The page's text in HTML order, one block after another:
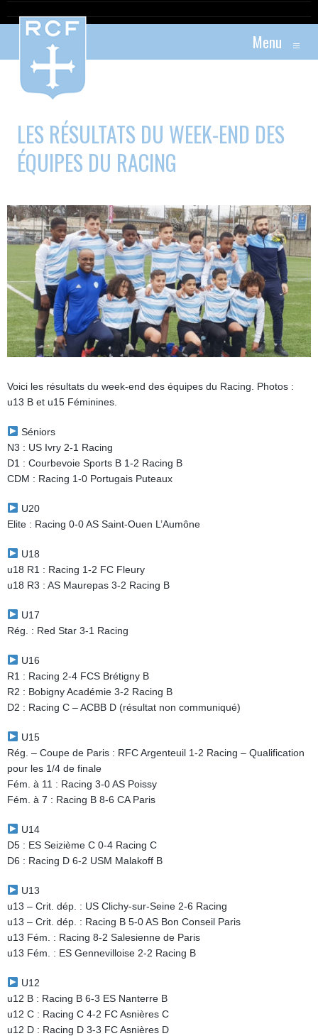
Menu ≡
LES RÉSULTATS DU WEEK-END DES
ÉQUIPES DU RACING
Voici les résultats du week-end des équipes du Racing. Photos :
u13 B et u15 Féminines.
Séniors
N3 : US Ivry 2-1 Racing
D1 : Courbevoie Sports B 1-2 Racing B
CDM : Racing 1-0 Portugais Puteaux
U20
Elite : Racing 0-0 AS Saint-Ouen L’Aumône
U18
u18 R1 : Racing 1-2 FC Fleury
u18 R3 : AS Maurepas 3-2 Racing B
U17
Rég. : Red Star 3-1 Racing
U16
R1 : Racing 2-4 FCS Brétigny B
R2 : Bobigny Académie 3-2 Racing B
D2 : Racing C – ACBB D (résultat non communiqué)
U15
Rég. – Coupe de Paris : RFC Argenteuil 1-2 Racing – Qualification
pour les 1/4 de finale
Fém. à 11 : Racing 3-0 AS Poissy
Fém. à 7 : Racing B 8-6 CA Paris
U14
D5 : ES Seizième C 0-4 Racing C
D6 : Racing D 6-2 USM Malakoff B
U13
u13 – Crit. dép. : US Clichy-sur-Seine 2-6 Racing
u13 – Crit. dép. : Racing B 5-0 AS Bon Conseil Paris
u13 Fém. : Racing 8-2 Salesienne de Paris
u13 Fém. : ES Gennevilloise 2-2 Racing B
U12
u12 B : Racing B 6-3 ES Nanterre B
u12 C : Racing C 4-2 FC Asnières C
u12 D : Racing D 3-3 FC Asnières D